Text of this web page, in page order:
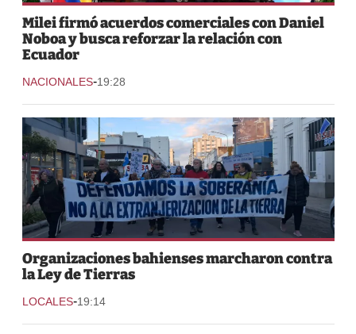
Milei firmó acuerdos comerciales con Daniel
Noboa y busca reforzar la relación con
Ecuador
NACIONALES-19:28
Organizaciones bahienses marcharon contra
la Ley de Tierras
LOCALES-19:14